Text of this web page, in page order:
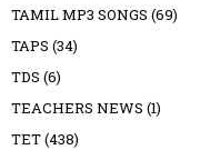
TAMIL MP3 SONGS (69)
TAPS (34)
TDS (6)
TEACHERS NEWS (1)
TET(438)